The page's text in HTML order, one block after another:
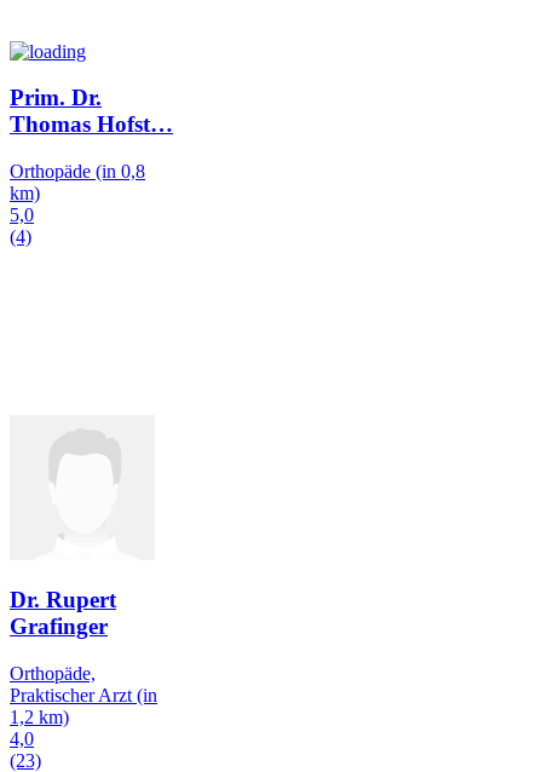
Prim. Dr.
Thomas Hofst…
Orthopäde (in 0,8
km)
5,0
(4)
Dr. Rupert
Grafinger
Orthopäde,
Praktischer Arzt (in
1,2 km)
4,0
(23)